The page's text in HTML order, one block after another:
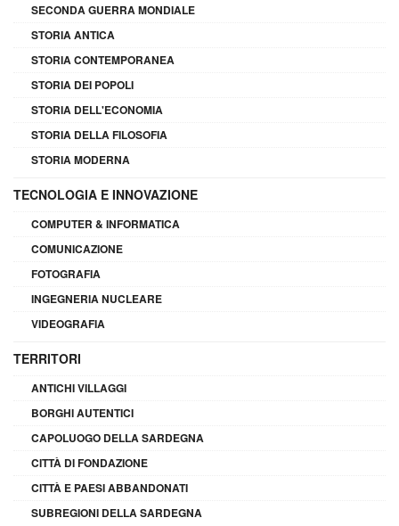
SECONDA GUERRA MONDIALE
STORIA ANTICA
STORIA CONTEMPORANEA
STORIA DEI POPOLI
STORIA DELL'ECONOMIA
STORIA DELLA FILOSOFIA
STORIA MODERNA
TECNOLOGIA E INNOVAZIONE
COMPUTER & INFORMATICA
COMUNICAZIONE
FOTOGRAFIA
INGEGNERIA NUCLEARE
VIDEOGRAFIA
TERRITORI
ANTICHI VILLAGGI
BORGHI AUTENTICI
CAPOLUOGO DELLA SARDEGNA
CITTÀ DI FONDAZIONE
CITTÀ E PAESI ABBANDONATI
SUBREGIONI DELLA SARDEGNA